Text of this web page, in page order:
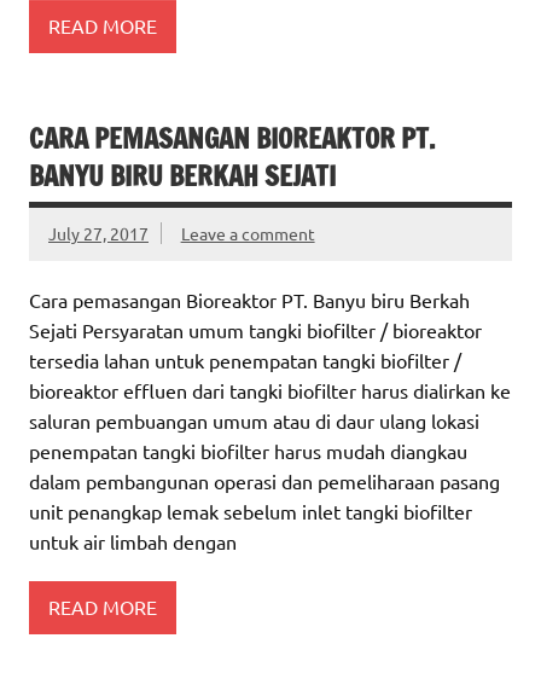
READ MORE
CARA PEMASANGAN BIOREAKTOR PT.
BANYU BIRU BERKAH SEJATI
July 27, 2017 Leave a comment
Cara pemasangan Bioreaktor PT. Banyu biru Berkah
Sejati Persyaratan umum tangki biofilter / bioreaktor
tersedia lahan untuk penempatan tangki biofilter /
bioreaktor effluen dari tangki biofilter harus dialirkan ke
saluran pembuangan umum atau di daur ulang lokasi
penempatan tangki biofilter harus mudah diangkau
dalam pembangunan operasi dan pemeliharaan pasang
unit penangkap lemak sebelum inlet tangki biofilter
untuk air limbah dengan
READ MORE